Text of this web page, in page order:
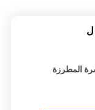
ل
المطرزة